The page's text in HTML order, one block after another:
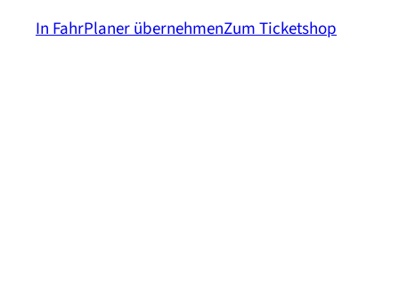
In FahrPlaner übernehmenZum Ticketshop